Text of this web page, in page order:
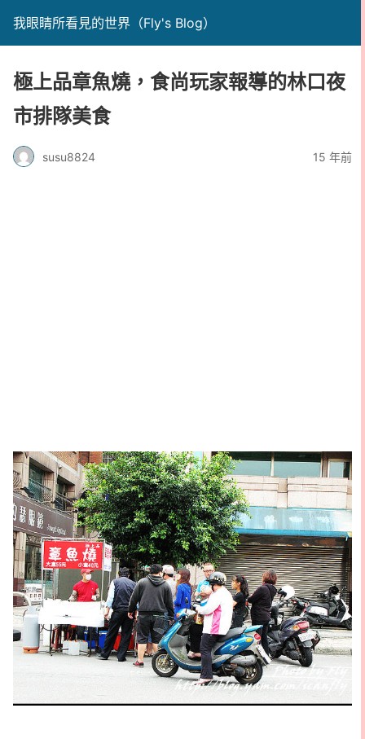
我眼睛所看見的世界（Fly's Blog）
極上品章魚燒，食尚玩家報導的林口夜
市排隊美食
susu8824 15 年前